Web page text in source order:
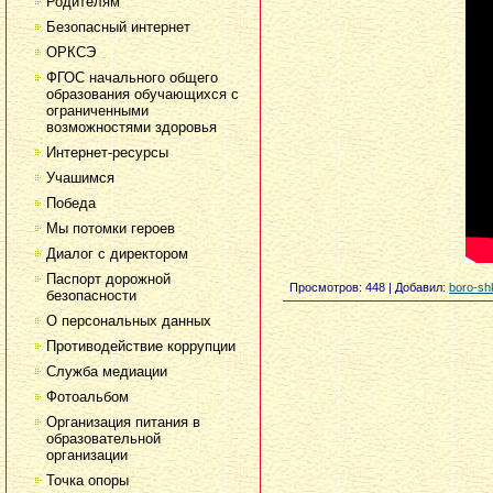
Безопасный интернет
ОРКСЭ
ФГОС начального общего
образования обучающихся с
ограниченными
возможностями здоровья
Интернет-ресурсы
Учашимся
Победа
Мы потомки героев
Диалог с директором
Паспорт дорожной
безопасности
О персональных данных
Противодействие коррупции
Служба медиации
Фотоальбом
Организация питания в
образовательной
организации
Точка опоры
Просмотров: 448 | Добавил: boro-